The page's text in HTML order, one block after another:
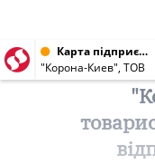
Карта підприємства від 03.02.2000 № 25324689
"Корона-Киев", ТОВ